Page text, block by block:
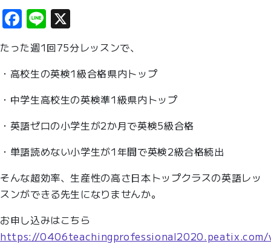
Facebook
Line
たった週1回75分レッスンで、
・高校生の英検1級合格県内トップ
・中学生高校生の英検準1級県内トップ
・英語ゼロの小学生が2か月で英検5級合格
・単語読めない小学生が1年間で英検2級合格続出
そんな超効率、生産性の高さ日本トップクラスの英語レッ
スンができる先生になりませんか。
お申し込みはこちら
https://0406teachingprofessional2020.peatix.com/